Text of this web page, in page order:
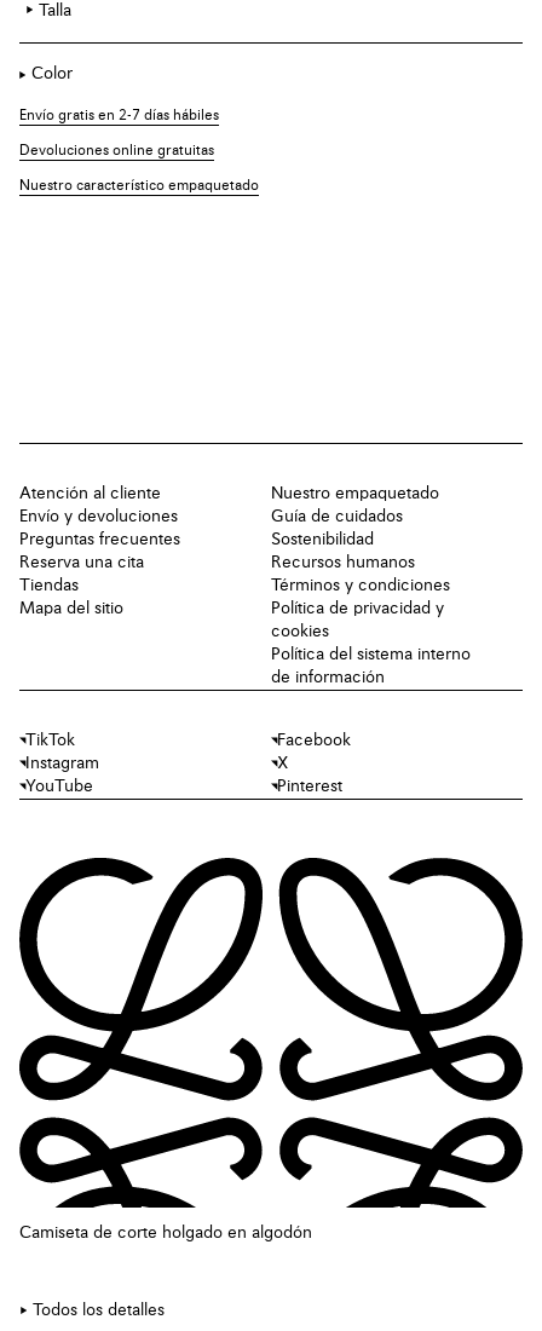
Camiseta de corte holgado en algodón
Todos los detalles
Talla
Color
Envío gratis en 2-7 días hábiles
Devoluciones online gratuitas
Nuestro característico empaquetado
Atención al cliente
Envío y devoluciones
Preguntas frecuentes
Reserva una cita
Tiendas
Mapa del sitio
Nuestro empaquetado
Guía de cuidados
Sostenibilidad
Recursos humanos
Términos y condiciones
Política de privacidad y
cookies
Política del sistema interno
de información
TikTok
Facebook
Instagram
X
YouTube
Pinterest